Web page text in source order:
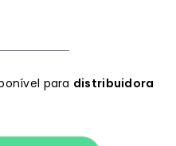
para distribuidora